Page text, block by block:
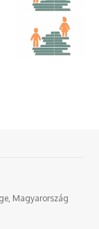
Magyarország